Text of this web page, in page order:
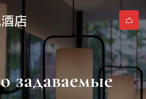
задаваемые